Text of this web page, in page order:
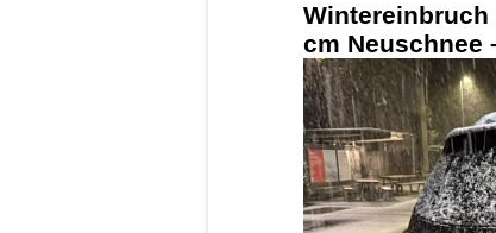
Wintereinbruch
cm Neuschnee